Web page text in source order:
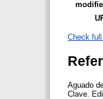
Check
Aguado
Clave.